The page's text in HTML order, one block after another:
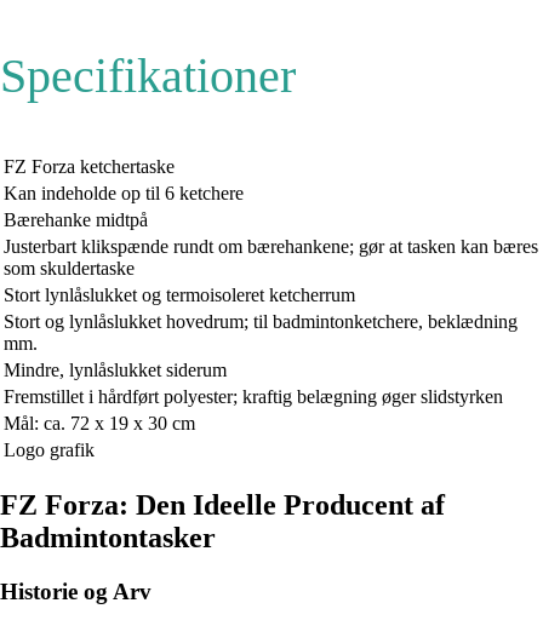
Specifikationer
FZ Forza ketchertaske
Kan indeholde op til 6 ketchere
Bærehanke midtpå
Justerbart klikspænde rundt om bærehankene; gør at tasken kan bæres
som skuldertaske
Stort lynlåslukket og termoisoleret ketcherrum
Stort og lynlåslukket hovedrum; til badmintonketchere, beklædning
mm.
Mindre, lynlåslukket siderum
Fremstillet i hårdført polyester; kraftig belægning øger slidstyrken
Mål: ca. 72 x 19 x 30 cm
Logo grafik
FZ Forza: Den Ideelle Producent af
Badmintontasker
Historie og Arv